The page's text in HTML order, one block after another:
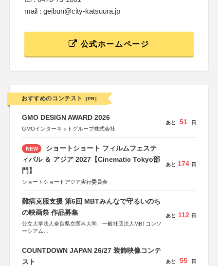
mail : geibun@city-katsuura.jp
公式ホームページ
おすすめのコンテスト [PR]
GMO DESIGN AWARD 2026
GMOインターネットグループ株式会社
あと 51 日
NEW
ショートショート フィルムフェステ
ィバル ＆ アジア 2027【Cinematic Tokyo部
門】
ショートショートアジア実行委員会
あと 174 日
難病克服支援 第6回 MBTみんなで守るいのち
の映画祭 作品募集
公立大学法人奈良県立医科大学、一般社団法人MBTコンソ
ーシアム
後援：厚生労働省
文部科学省
あと 112 日
COUNTDOWN JAPAN 26/27 装飾映像コンテ
スト
あと 55 日